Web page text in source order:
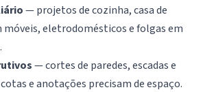
— projetos de cozinha, casa de
móveis, eletrodomésticos e folgas em
— cortes de paredes, escadas e
e anotações precisam de espaço.